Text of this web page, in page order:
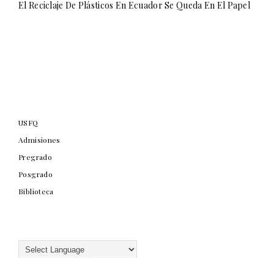
El Reciclaje De Plásticos En Ecuador Se Queda En El Papel
USFQ
Admisiones
Pregrado
Posgrado
Biblioteca